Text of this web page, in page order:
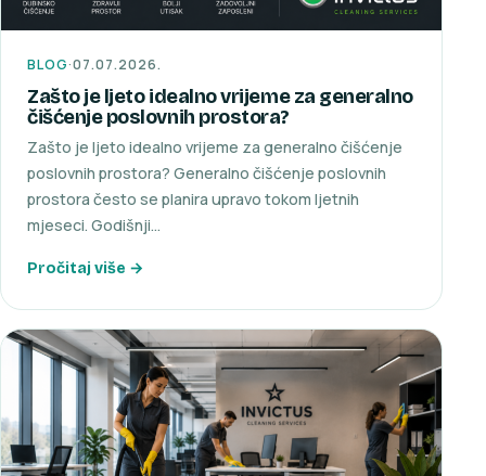
BLOG·07.07.2026.
Zašto je ljeto idealno vrijeme za generalno
čišćenje poslovnih prostora?
Zašto je ljeto idealno vrijeme za generalno čišćenje
poslovnih prostora? Generalno čišćenje poslovnih
prostora često se planira upravo tokom ljetnih
mjeseci. Godišnji…
Pročitaj više →